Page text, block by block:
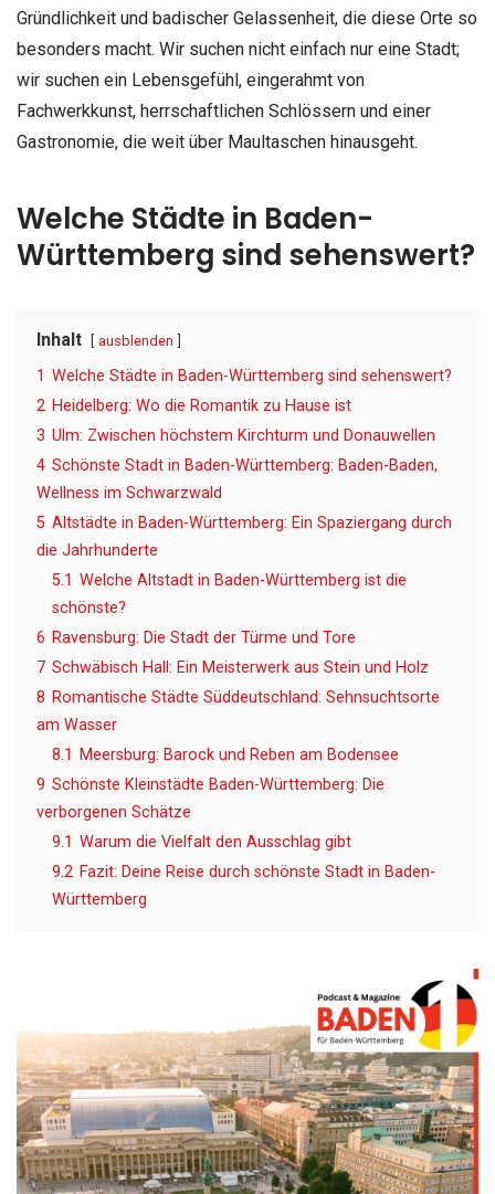
Gründlichkeit und badischer Gelassenheit, die diese Orte so
besonders macht. Wir suchen nicht einfach nur eine Stadt;
wir suchen ein Lebensgefühl, eingerahmt von
Fachwerkkunst, herrschaftlichen Schlössern und einer
Gastronomie, die weit über Maultaschen hinausgeht.
Welche Städte in Baden-
Württemberg sind sehenswert?
Inhalt ausblenden
1 Welche Städte in Baden-Württemberg sind sehenswert?
2 Heidelberg: Wo die Romantik zu Hause ist
3 Ulm: Zwischen höchstem Kirchturm und Donauwellen
4 Schönste Stadt in Baden-Württemberg: Baden-Baden,
Wellness im Schwarzwald
5 Altstädte in Baden-Württemberg: Ein Spaziergang durch
die Jahrhunderte
5.1 Welche Altstadt in Baden-Württemberg ist die
schönste?
6 Ravensburg: Die Stadt der Türme und Tore
7 Schwäbisch Hall: Ein Meisterwerk aus Stein und Holz
8 Romantische Städte Süddeutschland: Sehnsuchtsorte
am Wasser
8.1
Meersburg: Barock und Reben am Bodensee
9 Schönste Kleinstädte Baden-Württemberg: Die
verborgenen Schätze
9.1 Warum die Vielfalt den Ausschlag gibt
9.2 Fazit: Deine Reise durch schönste Stadt in Baden-
Württemberg